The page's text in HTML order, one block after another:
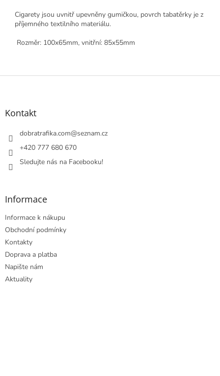
Cigarety jsou uvnitř upevněny gumičkou, povrch tabatěrky je z
příjemného textilního materiálu.
Rozměr: 100x65mm, vnitřní: 85x55mm
Z
Kontakt
dobratrafika.com@seznam.cz
+420 777 680 670
Sledujte nás na Facebooku!
Informace
Informace k nákupu
Obchodní podmínky
Kontakty
Doprava a platba
Napište nám
Aktuality